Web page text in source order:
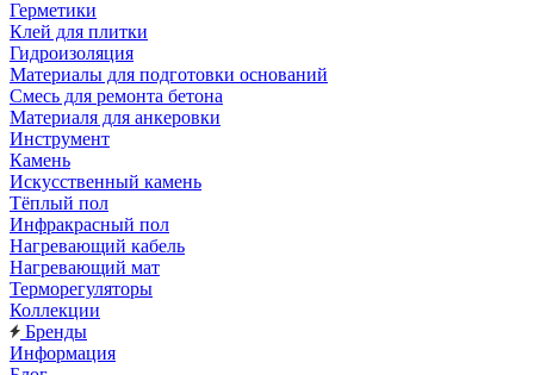
Герметики
Клей для плитки
Гидроизоляция
Материалы для подготовки оснований
Смесь для ремонта бетона
Материаля для анкеровки
Инструмент
Камень
Искусственный камень
Тёплый пол
Инфракрасный пол
Нагревающий кабель
Нагревающий мат
Терморегуляторы
Коллекции
Бренды
Информация